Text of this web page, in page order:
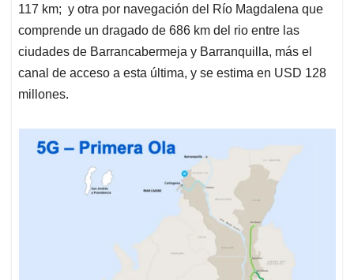
117 km; y otra por navegación del Río Magdalena que
comprende un dragado de 686 km del rio entre las
ciudades de Barrancabermeja y Barranquilla, más el
canal de acceso a esta última, y se estima en USD 128
millones.